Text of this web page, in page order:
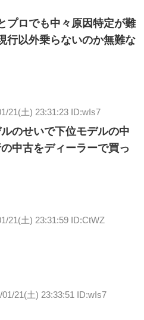
プロでも中々原因特定が難
行以外乗らないのか無難な
21(土) 23:31:23 ID:wIs7
のせいで下位モデルの中
中古をディーラーで買っ
21(土) 23:31:59 ID:CtWZ
01/21(土) 23:33:51 ID:wIs7